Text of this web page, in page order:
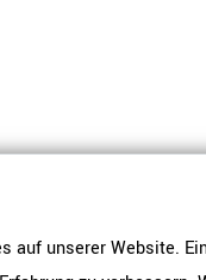
auf unserer Website.